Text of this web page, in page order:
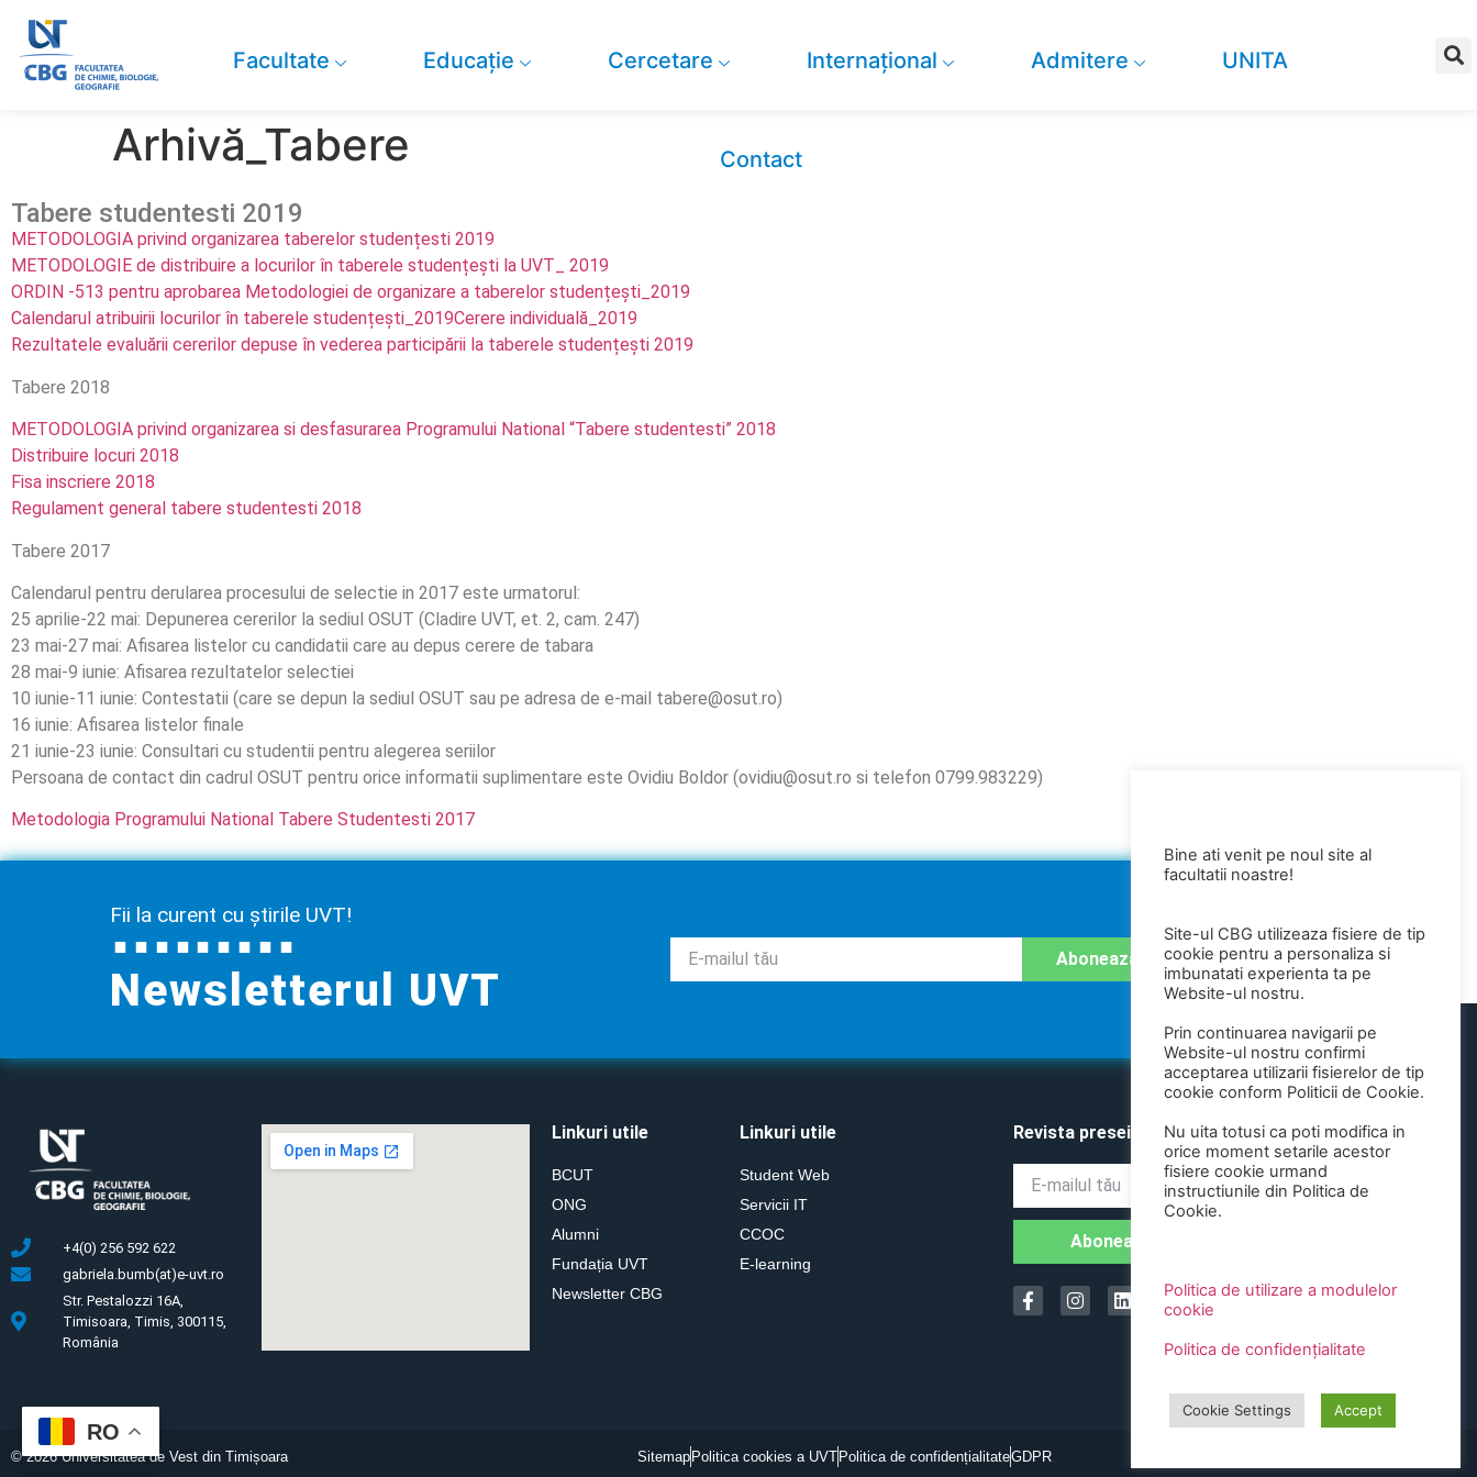
Facultate Educație Cercetare Internațional Admitere UNITA
Contact
Arhivă_Tabere
Tabere studentesti 2019
METODOLOGIA privind organizarea taberelor studențesti 2019
METODOLOGIE de distribuire a locurilor în taberele studențești la UVT_ 2019
ORDIN -513 pentru aprobarea Metodologiei de organizare a taberelor studențești_2019
Calendarul atribuirii locurilor în taberele studențești_2019Cerere individuală_2019
Rezultatele evaluării cererilor depuse în vederea participării la taberele studențești 2019
Tabere 2018
METODOLOGIA privind organizarea si desfasurarea Programului National “Tabere studentesti” 2018
Distribuire locuri 2018
Fisa inscriere 2018
Regulament general tabere studentesti 2018
Tabere 2017
Calendarul pentru derularea procesului de selectie in 2017 este urmatorul:
25 aprilie-22 mai: Depunerea cererilor la sediul OSUT (Cladire UVT, et. 2, cam. 247)
23 mai-27 mai: Afisarea listelor cu candidatii care au depus cerere de tabara
28 mai-9 iunie: Afisarea rezultatelor selectiei
10 iunie-11 iunie: Contestatii (care se depun la sediul OSUT sau pe adresa de e-mail tabere@osut.ro)
16 iunie: Afisarea listelor finale
21 iunie-23 iunie: Consultari cu studentii pentru alegerea seriilor
Persoana de contact din cadrul OSUT pentru orice informatii suplimentare este Ovidiu Boldor (ovidiu@osut.ro si telefon 0799.983229)
Metodologia Programului National Tabere Studentesti 2017
Fii la curent cu știrile UVT!
Newsletterul UVT
Abonează-te
+4(0) 256 592 622
gabriela.bumb(at)e-uvt.ro
Str. Pestalozzi 16A,
Timisoara, Timis, 300115,
România
Linkuri utile
BCUT
ONG
Alumni
Fundația UVT
Newsletter CBG
Linkuri utile
Student Web
Servicii IT
CCOC
E-learning
Revista presei
Abonează-te
©2026Universitatea de Vest din Timișoara Sitemap Politica cookies a UVT Politica de confidențialitateGDPR
Bine ati venit pe noul site al
facultatii noastre!
Site-ul CBG utilizeaza fisiere de tip
cookie pentru a personaliza si
imbunatati experienta ta pe
Website-ul nostru.
Prin continuarea navigarii pe
Website-ul nostru confirmi
acceptarea utilizarii fisierelor de tip
cookie conform Politicii de Cookie.
Nu uita totusi ca poti modifica in
orice moment setarile acestor
fisiere cookie urmand
instructiunile din Politica de
Cookie.
Politica de utilizare a modulelor
cookie
Politica de confidențialitate
Cookie Settings Accept
RO